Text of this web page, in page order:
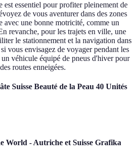
essentiel pour profiter pleinement de
de vous aventurer dans des zones
avec une bonne motricité, comme un
revanche, pour les trajets en ville, une
le stationnement et la navigation dans
vous envisagez de voyager pendant les
véhicule équipé de pneus d'hiver pour
routes enneigées.
Suisse Beauté de la Peau 40 Unités
World - Autriche et Suisse Grafika